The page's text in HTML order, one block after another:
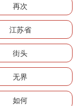
再次
江苏省
街头
无界
如何